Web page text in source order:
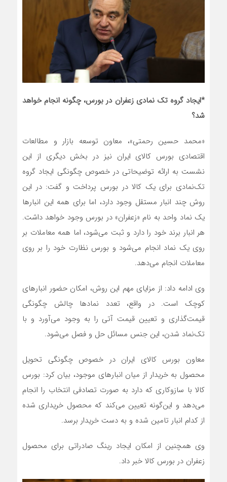
*ایجاد گروه تک نمادی زعفران در بورس، چگونه انجام خواهد
شد؟
«محمد حسین رحمتی»، معاون توسعه بازار و مطالعات
اقتصادی بورس کالای ایران نیز در بخش دیگری از این
نشست به ارائه توضیحاتی در خصوص چگونگی ایجاد گروه
تک‌نمادی برای یک کالا در بورس پرداخت و گفت: در این
روش چند انبار مستقل وجود دارد، اما برای همه این انبارها
یک نماد واحد به نام «زعفران» در بورس وجود خواهد داشت.
هر انبار برند خود را دارد و ثبت می‌شود، اما همه معاملات بر
روی یک نماد انجام می‌شود و بورس نظارت خود را بر روی
معاملات انجام می‌دهد.
وی ادامه داد: از مزایای مهم این روش، امکان حضور انبارهای
کوچک است. در واقع، تعدد نمادها چالش چگونگی
قیمت‌گذاری و تعیین قیمت آتی را به وجود می‌آورد و با
تک‌نماد شدن، این جنس مسائل حل و فصل می‌شود.
معاون بورس کالای ایران در خصوص چگونگی تحویل
محصول به خریدار از میان انبارهای موجود، بیان کرد: بورس
کالا با سازوکاری که دارد به صورت تصادفی انتخاب را انجام
می‌دهد و این‌گونه تعیین می‌کند که محصول خریداری شده
از کدام انبار تامین شده و به دست خریدار برسد.
وی همچنین از امکان ایجاد رینگ صادراتی برای محصول
زعفران در بورس کالا خبر داد.